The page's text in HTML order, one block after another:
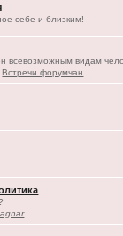
себе и близким!
всевозможным видам
Встречи форумчан